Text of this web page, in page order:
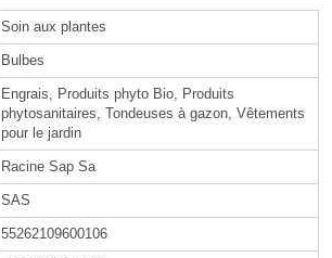
Soin aux plantes
Bulbes
Engrais, Produits phyto Bio, Produits
phytosanitaires, Tondeuses à gazon, Vêtements
pour le jardin
Racine Sap Sa
SAS
55262109600106